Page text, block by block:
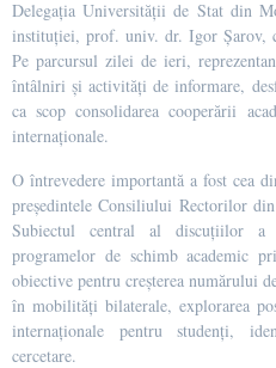
Delegația Universității de Stat din
instituției, prof. univ. dr. Igor Șarov,
Pe parcursul zilei de ieri,
întâlniri și activități de informare,
ca scop consolidarea cooperării
internaționale.
O întrevedere importantă a fost cea
președintele Consiliului Rectorilor
Subiectul central al discuțiilor a
programelor de schimb academic
obiective pentru creșterea numărului
în mobilități bilaterale, explorarea
internaționale pentru studenți,
cercetare.